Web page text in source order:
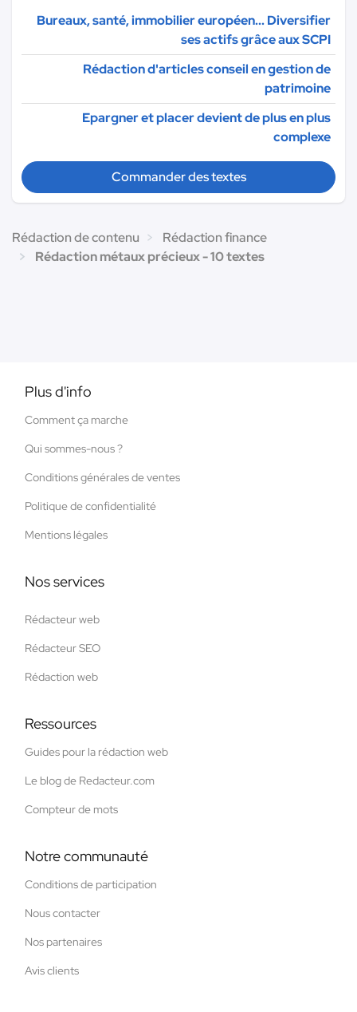
Bureaux, santé, immobilier européen... Diversifier
ses actifs grâce aux SCPI
Rédaction d'articles conseil en gestion de
patrimoine
Epargner et placer devient de plus en plus
complexe
Commander des textes
Rédaction de contenu
Rédaction finance
Rédaction métaux précieux - 10 textes
Plus d'info
Comment ça marche
Qui sommes-nous ?
Conditions générales de ventes
Politique de confidentialité
Mentions légales
Nos services
Rédacteur web
Rédacteur SEO
Rédaction web
Ressources
Guides pour la rédaction web
Le blog de Redacteur.com
Compteur de mots
Notre communauté
Conditions de participation
Nous contacter
Nos partenaires
Avis clients